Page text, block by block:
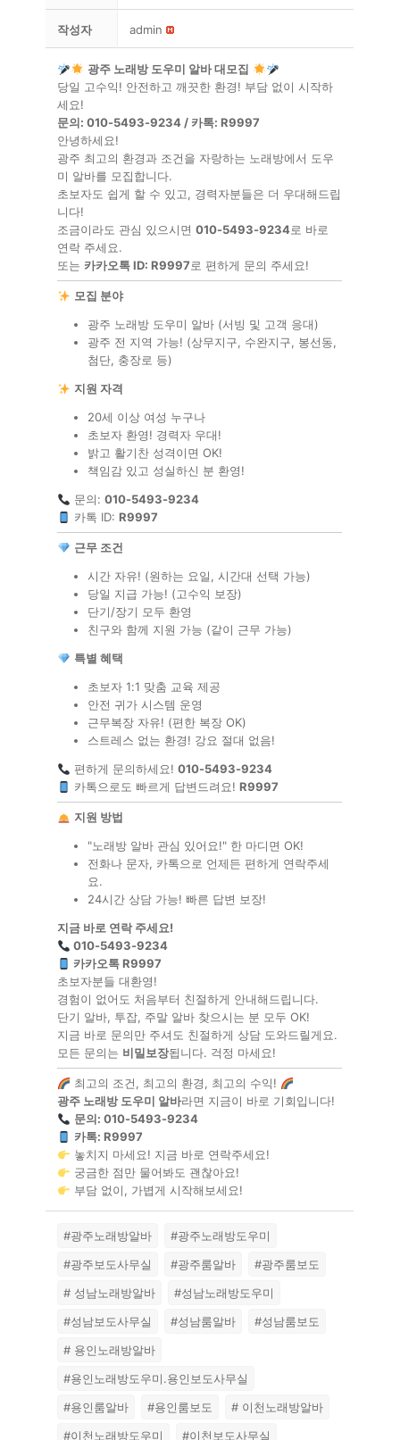
작성자 admin
광주 노래방 도우미 알바 대모집
당일 고수익! 안전하고 깨끗한 환경! 부담 없이 시작하
세요!
문의: 010-5493-9234 / 카톡: R9997
안녕하세요!
광주 최고의 환경과 조건을 자랑하는 노래방에서 도우
미 알바를 모집합니다.
초보자도 쉽게 할 수 있고, 경력자분들은 더 우대해드립
니다!
조금이라도 관심 있으시면010-5493-9234로 바로
연락 주세요.
또는 카카오톡 ID: R9997로 편하게 문의 주세요!
모집 분야
광주 노래방 도우미 알바 (서빙 및 고객 응대)
광주 전 지역 가능! (상무지구, 수완지구, 봉선동,
첨단, 충장로 등)
지원 자격
20세 이상 여성 누구나
초보자 환영! 경력자 우대!
밝고 활기찬 성격이면 OK!
책임감 있고 성실하신 분 환영!
문의:010-5493-9234
카톡 ID:R9997
근무 조건
시간 자유! (원하는 요일, 시간대 선택 가능)
당일 지급 가능! (고수익 보장)
단기/장기 모두 환영
친구와 함께 지원 가능 (같이 근무 가능)
특별 혜택
초보자 1:1 맞춤 교육 제공
안전 귀가 시스템 운영
근무복장 자유! (편한 복장 OK)
스트레스 없는 환경! 강요 절대 없음!
편하게 문의하세요!010-5493-9234
카톡으로도 빠르게 답변드려요!R9997
지원 방법
"노래방 알바 관심 있어요!" 한 마디면 OK!
전화나 문자, 카톡으로 언제든 편하게 연락주세
요.
24시간 상담 가능! 빠른 답변 보장!
지금 바로 연락 주세요!
010-5493-9234
카카오톡 R9997
초보자분들 대환영!
경험이 없어도 처음부터 친절하게 안내해드립니다.
단기 알바, 투잡, 주말 알바 찾으시는 분 모두 OK!
지금 바로 문의만 주셔도 친절하게 상담 도와드릴게요.
모든 문의는 비밀보장됩니다. 걱정 마세요!
최고의 조건, 최고의 환경, 최고의 수익!
광주 노래방 도우미 알바라면 지금이 바로 기회입니다!
문의: 010-5493-9234
카톡: R9997
놓치지 마세요! 지금 바로 연락주세요!
궁금한 점만 물어봐도 괜찮아요!
부담 없이, 가볍게 시작해보세요!
#광주노래방알바
#광주노래방도우미
#광주보도사무실
#광주룸알바
#광주룸보도
# 성남노래방알바
#성남노래방도우미
#성남보도사무실
#성남룸알바
#성남룸보도
# 용인노래방알바
#용인노래방도우미.용인보도사무실
#용인룸알바
#용인룸보도
# 이천노래방알바
#이천노래방도우미
#이천보도사무실